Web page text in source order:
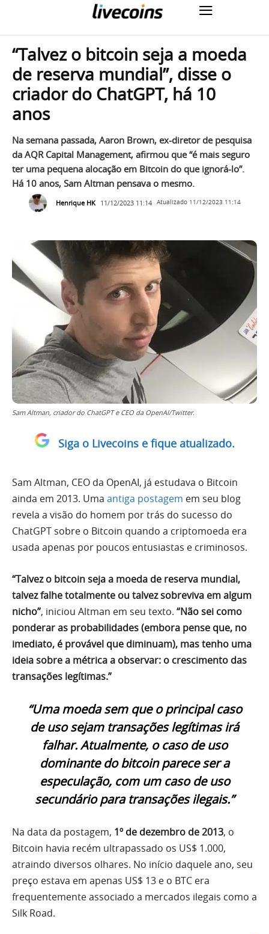
“Talvez o bitcoin seja a moeda
de reserva mundial”, disse o
criador do ChatGPT, há 10
anos
Na semana passada, Aaron Brown, ex-diretor de pesquisa
da AQR Capital Management, afirmou que “é mais seguro
ter uma pequena alocação em Bitcoin do que ignorá-lo”.
Há 10 anos, Sam Altman pensava o mesmo.
Henrique HK 11/12/2023 11:14 Atualizado 11/12/2023 11:14
Sam Altman, criador do ChatGPT e CEO da OpenAI/Twitter.
Siga o Livecoins e fique atualizado.
Sam Altman, CEO da OpenAI, já estudava o Bitcoin
ainda em 2013. Uma antiga postagem em seu blog
revela a visão do homem por trás do sucesso do
ChatGPT sobre o Bitcoin quando a criptomoeda era
usada apenas por poucos entusiastas e criminosos.
“Talvez o bitcoin seja a moeda de reserva mundial,
talvez falhe totalmente ou talvez sobreviva em algum
nicho”, iniciou Altman em seu texto. “Não sei como
ponderar as probabilidades (embora pense que, no
imediato, é provável que diminuam), mas tenho uma
ideia sobre a métrica a observar: o crescimento das
transações legítimas.”
“Uma moeda sem que o principal caso
de uso sejam transações legítimas irá
falhar. Atualmente, o caso de uso
dominante do bitcoin parece ser a
especulação, com um caso de uso
secundário para transações ilegais.”
Na data da postagem, 1º de dezembro de 2013, o
Bitcoin havia recém ultrapassado os US$ 1.000,
atraindo diversos olhares. No início daquele ano, seu
preço estava em apenas US$ 13 e o BTC era
frequentemente associado a mercados ilegais como a
Silk Road.